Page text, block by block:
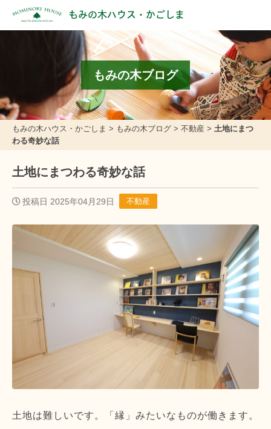
もみの木ハウス・かごしま
もみの木ブログ
もみの木ハウス・かごしま > もみの木ブログ > 不動産 > 土地にまつ
わる奇妙な話
土地にまつわる奇妙な話
投稿日 2025年04月29日 不動産
土地は難しいです。「縁」みたいなものが働きます。